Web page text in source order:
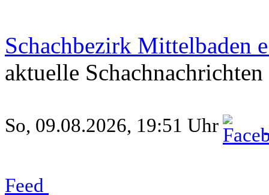
Schachbezirk Mittelbaden
aktuelle
So, 09.08.2026, 19:51 Uhr
Feed